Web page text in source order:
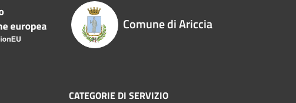
Comune di Ariccia
CATEGORIE DI SERVIZIO